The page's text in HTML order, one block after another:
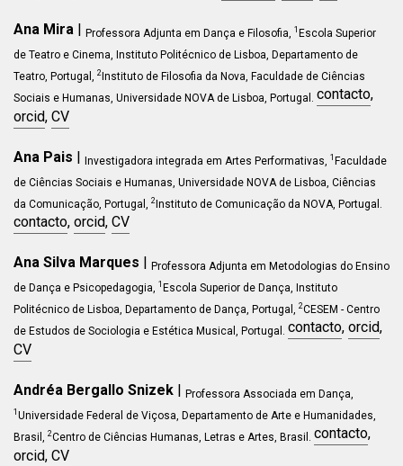
Ana Mira | Professora Adjunta em Dança e Filosofia, 1 Escola Superior
de Teatro e Cinema, Instituto Politécnico de Lisboa, Departamento de
Teatro, Portugal, 2Instituto de Filosofia da Nova, Faculdade de Ciências
Sociais e Humanas, Universidade NOVA de Lisboa, Portugal. contacto,
orcid, CV
Ana Pais | Investigadora integrada em Artes Performativas, 1 Faculdade
de Ciências Sociais e Humanas, Universidade NOVA de Lisboa, Ciências
da Comunicação, Portugal, 2Instituto de Comunicação da NOVA, Portugal.
contacto, orcid, CV
Ana Silva Marques | Professora Adjunta em Metodologias do Ensino
de Dança e Psicopedagogia, 1 Escola Superior de Dança, Instituto
Politécnico de Lisboa, Departamento de Dança, Portugal, 2CESEM - Centro
de Estudos de Sociologia e Estética Musical, Portugal. contacto, orcid,
CV
Andréa Bergallo Snizek | Professora Associada em Dança,
1 Universidade Federal de Viçosa, Departamento de Arte e Humanidades,
Brasil, 2Centro de Ciências Humanas, Letras e Artes, Brasil . contacto,
orcid, CV